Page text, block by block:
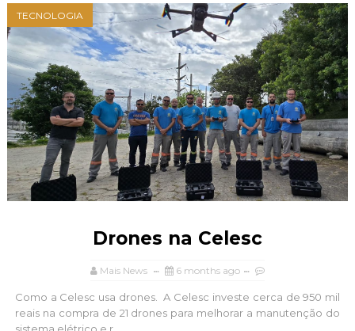
TECNOLOGIA
Drones na Celesc
Mais News 6 months ago
Como a Celesc usa drones. A Celesc investe cerca de 950 mil
reais na compra de 21 drones para melhorar a manutenção do